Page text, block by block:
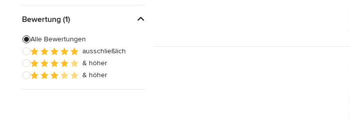
Alle anzeigen
Bewertung (1)
Alle Bewertungen
ausschließlich
& höher
& höher